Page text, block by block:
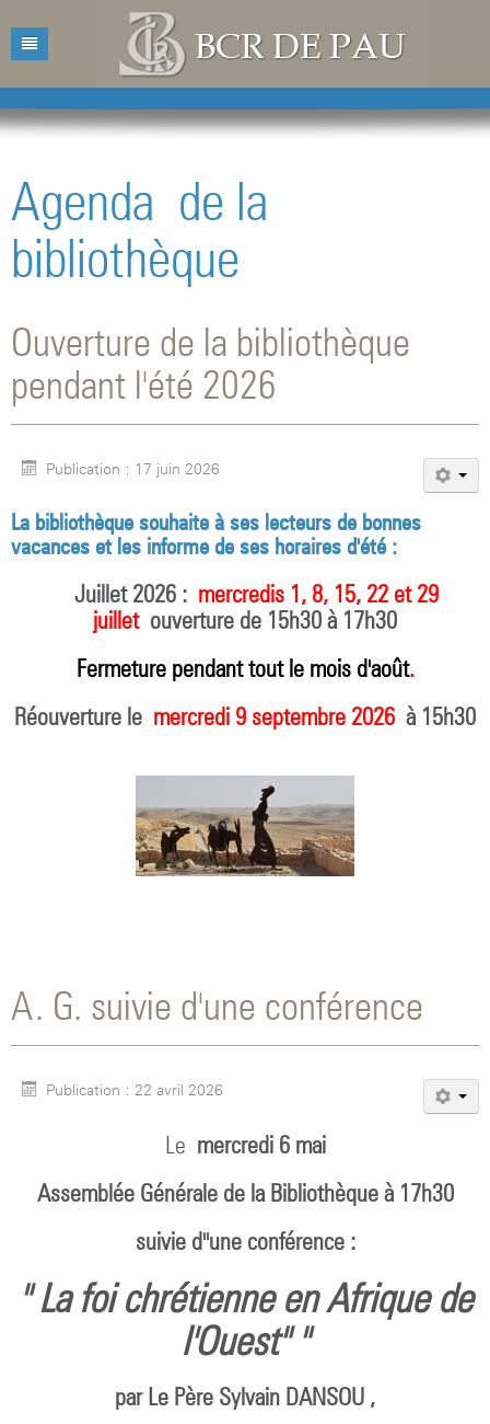
Accueil
Présentation
Horaires d'ouvertures
Mentions légales
Catalogue
Catalogue des livres
Catalogue des revues
Acquisitions
Conférences
Agenda
Agenda de la
bibliothèque
Ouverture de la bibliothèque
pendant l'été 2026
Publication : 17 juin 2026
La bibliothèque souhaite à ses lecteurs de bonnes
vacances et les informe de ses horaires d'été :
Juillet 2026 :mercredis 1, 8, 15, 22 et 29
juillet ouverture de 15h30 à 17h30
Fermeture pendant tout le mois d'août.
Réouverture le mercredi 9 septembre 2026 à 15h30
A. G. suivie d'une conférence
Publication : 22 avril 2026
Le mercredi 6 mai
Assemblée Générale de la Bibliothèque à 17h30
suivie d''une conférence :
" La foi chrétienne en Afrique de
l'Ouest" "
par Le Père Sylvain DANSOU ,